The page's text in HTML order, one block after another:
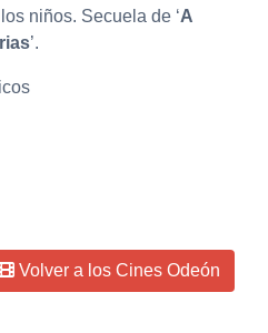
niños. Secuela de ‘A
’.
Volver a los Cines Odeón